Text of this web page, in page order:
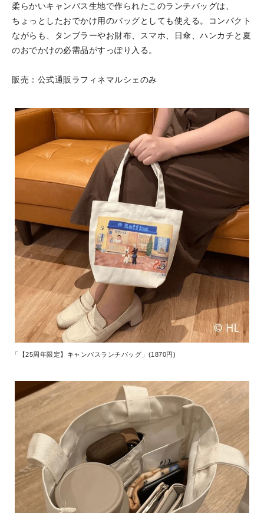
柔らかいキャンバス生地で作られたこのランチバッグは、
ちょっとしたおでかけ用のバッグとしても使える。コンパクト
ながらも、タンブラーやお財布、スマホ、日傘、ハンカチと夏
のおでかけの必需品がすっぽり入る。
販売：公式通販ラフィネマルシェのみ
「【25周年限定】キャンバスランチバッグ」(1870円)